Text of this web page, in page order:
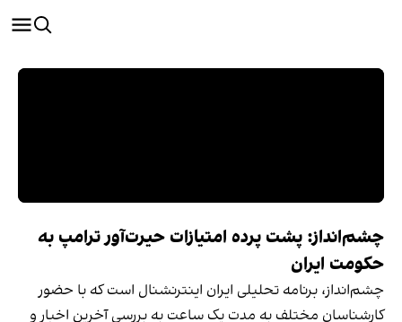
چشم‌انداز: پشت‌ پرده امتیازات حیرت‌آور ترامپ به
حکومت ایران
چشم‌انداز، برنامه‌ تحلیلی ایران اینترنشنال است که با حضور
کارشناسان مختلف به مدت یک ساعت به بررسی آخرین اخبار و